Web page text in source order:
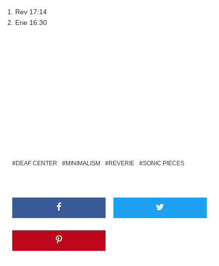
Rev 17:14
Erie 16:30
DEAF CENTER MINIMALISM REVERIE SONIC PIECES